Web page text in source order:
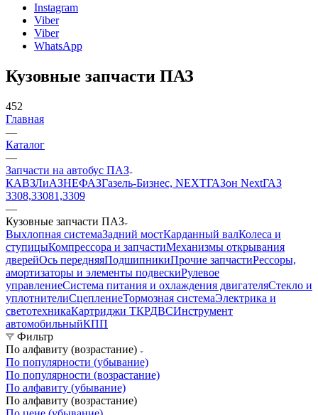
Instagram
Viber
Viber
WhatsApp
Кузовные запчасти ПАЗ
452
Главная
—
Каталог
—
Запчасти на автобус ПАЗ
КАВЗЛиАЗНЕФАЗГазель-Бизнес, NEXTГАЗон NextГАЗ
3308,33081,3309
—
Кузовные запчасти ПАЗ
Выхлопная системаЗадний мостКарданный валКолеса и
ступицыКомпрессора и запчастиМеханизмы открывания
дверейОсь передняяПодшипникиПрочие запчастиРессоры,
амортизаторы и элементы подвескиРулевое
управлениеСистема питания и охлаждения двигателяСтекло и
уплотнителиСцеплениеТормозная системаЭлектрика и
светотехникаКартриджи ТКРДВСИнструмент
автомобильныйКПП
Фильтр
По алфавиту (возрастание)
По популярности (убывание)
По популярности (возрастание)
По алфавиту (убывание)
По алфавиту (возрастание)